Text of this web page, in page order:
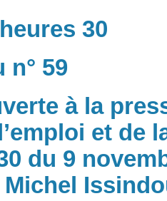
30
n° 59
à la
et de
du 9
Michel